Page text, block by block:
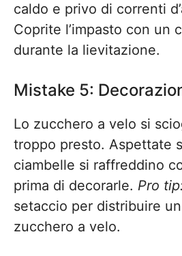
caldo e privo di correnti
Coprite l’impasto con un
durante la lievitazione.
Mistake 5:
Lo zucchero a velo si
troppo presto. Aspettate
ciambelle si raffreddino
prima di decorarle. Pro
setaccio per distribuire
zucchero a velo.